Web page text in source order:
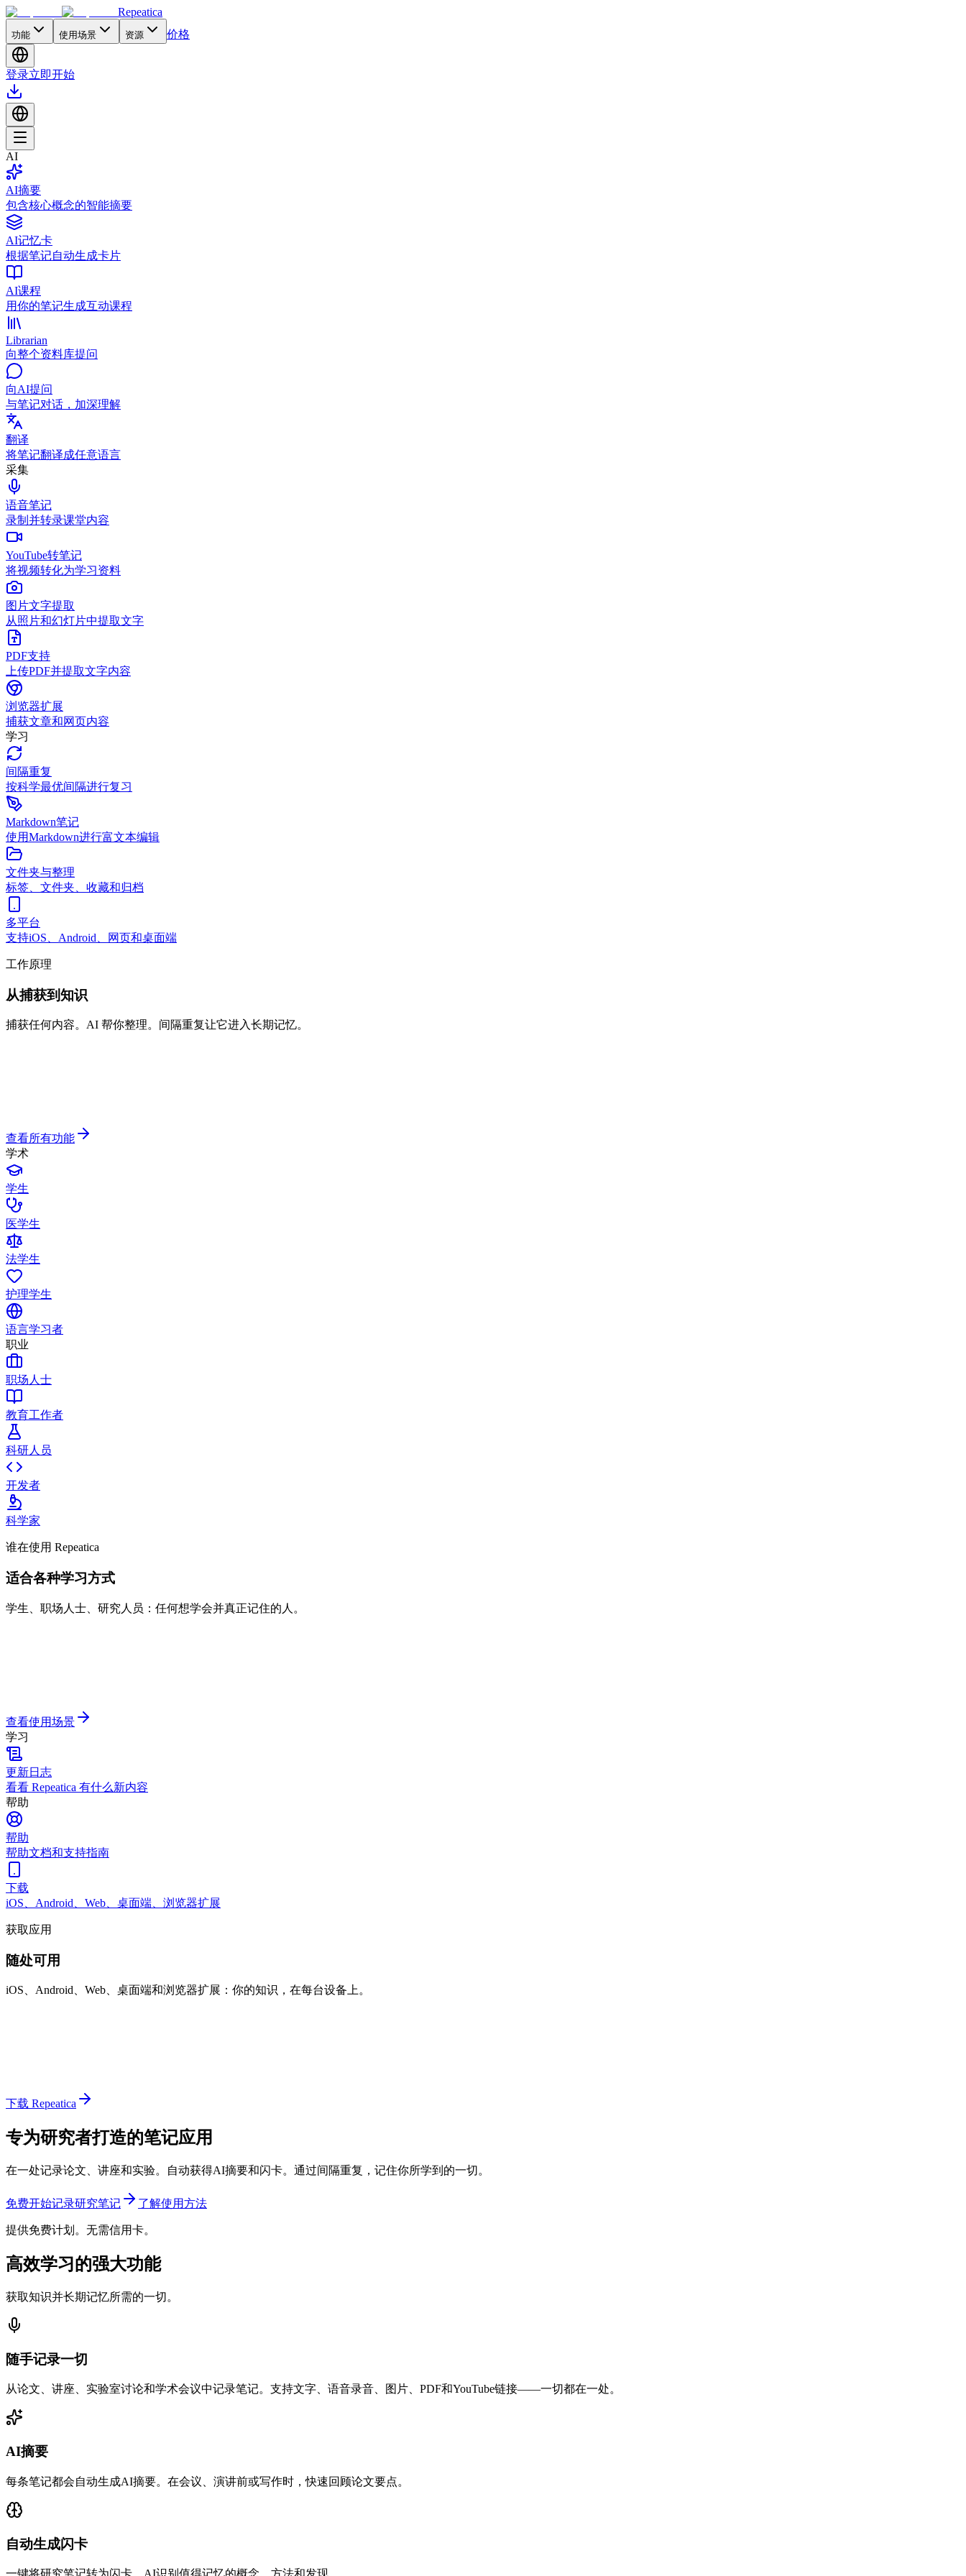
Repeatica
功能 使用场景 资源 价格
登录立即开始
AI
AI摘要
包含核心概念的智能摘要
AI记忆卡
根据笔记自动生成卡片
AI课程
用你的笔记生成互动课程
Librarian
向整个资料库提问
向AI提问
与笔记对话，加深理解
翻译
将笔记翻译成任意语言
采集
语音笔记
录制并转录课堂内容
YouTube转笔记
将视频转化为学习资料
图片文字提取
从照片和幻灯片中提取文字
PDF支持
上传PDF并提取文字内容
浏览器扩展
捕获文章和网页内容
学习
间隔重复
按科学最优间隔进行复习
Markdown笔记
使用Markdown进行富文本编辑
文件夹与整理
标签、文件夹、收藏和归档
多平台
支持iOS、Android、网页和桌面端
工作原理
从捕获到知识
捕获任何内容。AI 帮你整理。间隔重复让它进入长期记忆。
查看所有功能
学术
学生
医学生
法学生
护理学生
语言学习者
职业
职场人士
教育工作者
科研人员
开发者
科学家
谁在使用 Repeatica
适合各种学习方式
学生、职场人士、研究人员：任何想学会并真正记住的人。
查看使用场景
学习
更新日志
看看 Repeatica 有什么新内容
帮助
帮助
帮助文档和支持指南
下载
iOS、Android、Web、桌面端、浏览器扩展
获取应用
随处可用
iOS、Android、Web、桌面端和浏览器扩展：你的知识，在每台设备上。
下载 Repeatica
专为研究者打造的笔记应用
在一处记录论文、讲座和实验。自动获得AI摘要和闪卡。通过间隔重复，记住你所学到的一切。
免费开始记录研究笔记 了解使用方法
提供免费计划。无需信用卡。
高效学习的强大功能
获取知识并长期记忆所需的一切。
随手记录一切
从论文、讲座、实验室讨论和学术会议中记录笔记。支持文字、语音录音、图片、PDF和YouTube链接——一切都在一处。
AI摘要
每条笔记都会自动生成AI摘要。在会议、演讲前或写作时，快速回顾论文要点。
自动生成闪卡